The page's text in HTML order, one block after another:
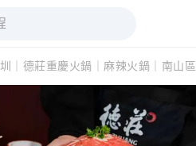
｜德莊重慶火鍋｜麻辣火鍋｜南山區